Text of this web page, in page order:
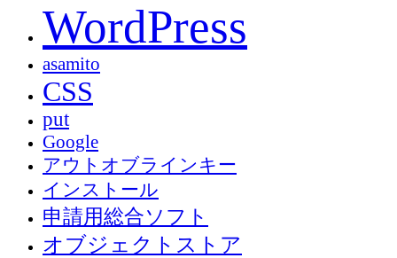
WordPress
asamito
CSS
put
Google
アウトオブラインキー
インストール
申請用総合ソフト
オブジェクトストア